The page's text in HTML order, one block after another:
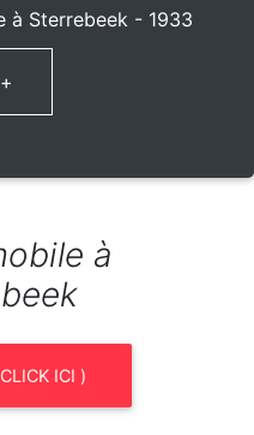
à Sterrebeek - 1933
à
ICI )